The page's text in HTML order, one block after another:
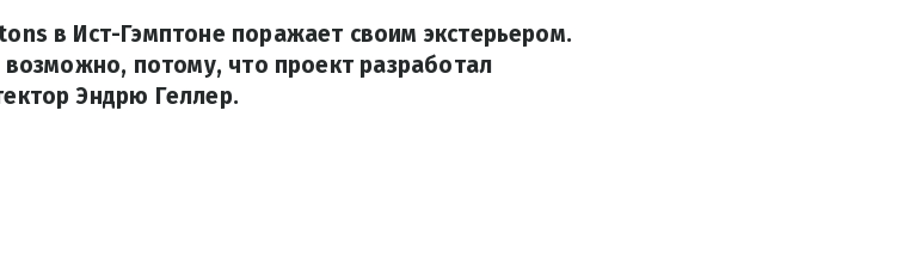
в Ист-Гэмптоне поражает своим экстерьером.
потому, что проект разработал
Эндрю Геллер.